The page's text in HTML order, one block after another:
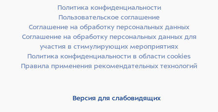
Конвексный датчик.
Микроконвексный датчик.
Линейный датчик.
Линейный ректальный датчик.
Политика конфиденциальности
Пользовательское соглашение
Соглашение на обработку персональных данных
Соглашение на обработку персональных данных для
участия в стимулирующих мероприятиях
Политика конфиденциальности в области cookies
Правила применения рекомендательных технологий
Версия для слабовидящих